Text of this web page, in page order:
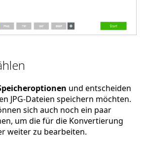
und entscheiden
JPG-Dateien speichern möchten.
sich auch noch ein paar
um die für die Konvertierung
weiter zu bearbeiten.